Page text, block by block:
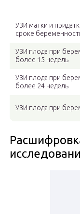
УЗИ матки и
сроке
УЗИ плода при
более 15 недель
УЗИ плода при
более 24 недель
УЗИ плода при